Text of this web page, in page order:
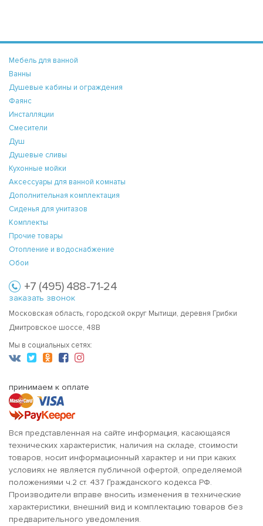
Мебель для ванной
Ванны
Душевые кабины и ограждения
Фаянс
Инсталляции
Смесители
Душ
Душевые сливы
Кухонные мойки
Аксессуары для ванной комнаты
Дополнительная комплектация
Сиденья для унитазов
Комплекты
Прочие товары
Отопление и водоснабжение
Обои
+7 (495) 488-71-24
заказать звонок
Московская область, городской округ Мытищи, деревня Грибки
Дмитровское шоссе, 48В
Мы в социальных сетях:
принимаем к оплате
Вся представленная на сайте информация, касающаяся
технических характеристик, наличия на складе, стоимости
товаров, носит информационный характер и ни при каких
условиях не является публичной офертой, определяемой
положениями ч.2 ст. 437 Гражданского кодекса РФ.
Производители вправе вносить изменения в технические
характеристики, внешний вид и комплектацию товаров без
предварительного уведомления.